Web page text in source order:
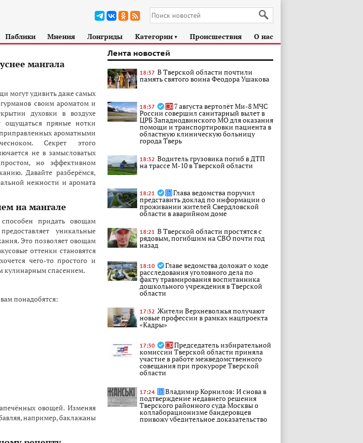
Паблики Мнения Лонгриды Категории ► Происшествия О нас
мангала
могут удивить даже самых
своим ароматом и
духовки в воздухе
ощущаться пряные нотки
ароматными
Секрет этого
не в замысловатых
но эффективном
Давайте разберёмся,
нежности и аромата
на мангале
придать овощам
уникальные
Это позволяет овощам
оттенки становятся
чего-то простого и
кулинарным спасением.
понадобятся:
овощей. Изменяя
например, баклажаны
Лента новостей
18:37 В Тверской области почтили
память святого воина Феодора Ушакова
18:37 7 августа вертолёт Ми-8 МЧС
России совершил санитарный вылет в
ЦРБ Западнодвинского МО для оказания
помощи и транспортировки пациента в
областную клиническую больницу
города Тверь
18:32 Водитель грузовика погиб в ДТП
на трассе М-10 в Тверской области
18:21 Глава ведомства поручил
представить доклад по информации о
проживании жителей Свердловской
области в аварийном доме
18:21 В Тверской области простятся с
рядовым, погибшим на СВО почти год
назад
18:10 Главе ведомства доложат о ходе
расследования уголовного дела по
факту травмирования воспитанника
дошкольного учреждения в Тверской
области
17:32 Жители Верхневолжья получают
новые профессии в рамках нацпроекта
«Кадры»
17:30 Председатель избирательной
комиссии Тверской области приняла
участие в работе межведомственного
совещания при прокуроре Тверской
области
17:24 Владимир Корнилов: И снова в
подтверждение недавнего решения
Тверского районного суда Москвы о
коллаборационизме бандеровцев
привожу убедительное доказательство